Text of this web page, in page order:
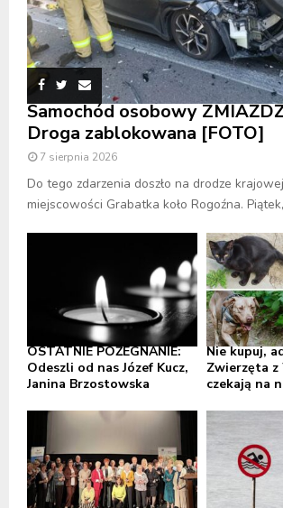
Samochód osobowy
Droga zablokowana [FOTO]
7 sierpnia 2026
Do tego zdarzenia doszło na drodze
miejscowości Grabatka koło Rogoźna.
OSTATNIE POŻEGNANIE:
Odeszli od nas Józef Kucz,
Janina Brzostowska
Nie kupuj,
Zwierzęta
czekają na